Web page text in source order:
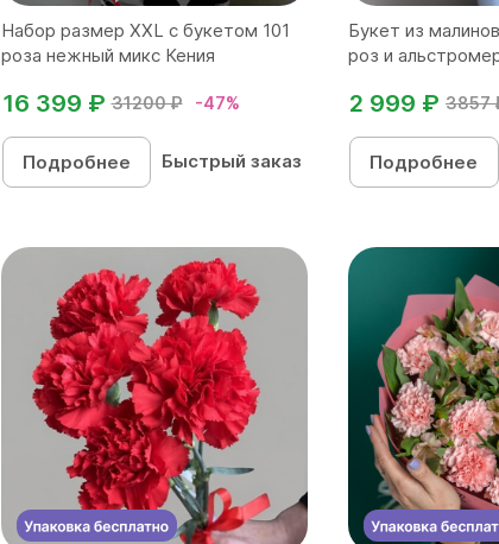
Набор размер ХХL с букетом 101
роза нежный микс Кения
31200 ₽ -47%
16 399 ₽
Подробнее Быстрый заказ
Букет из
роз и
3857
2 999 ₽
Подробнее